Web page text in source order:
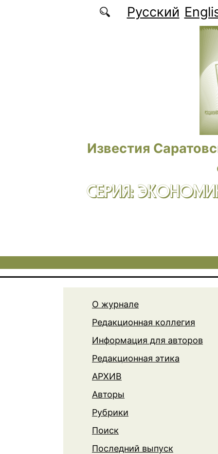
Перейти к основному содержаниюРусский
Известия
СЕРИЯ:
О журнале
Редакционная коллегия
Информация для авторов
Редакционная этика
АРХИВ
Авторы
Рубрики
Поиск
Последний выпуск